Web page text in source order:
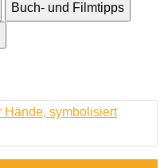
Buch- und Filmtipps